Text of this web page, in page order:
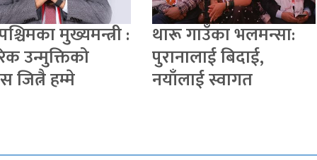
मुख्यमन्त्री :
उन्मुक्तिको
जित्नै हम्मे
थारू गाउँका भलमन्सा:
पुरानालाई बिदाई,
नयाँलाई स्वागत